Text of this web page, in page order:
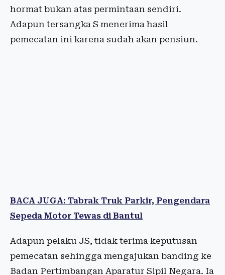
hormat bukan atas permintaan sendiri.
Adapun tersangka S menerima hasil
pemecatan ini karena sudah akan pensiun.
BACA JUGA: Tabrak Truk Parkir, Pengendara
Sepeda Motor Tewas di Bantul
Adapun pelaku JS, tidak terima keputusan
pemecatan sehingga mengajukan banding ke
Badan Pertimbangan Aparatur Sipil Negara. Ia